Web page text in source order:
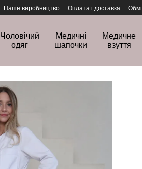
Наше виробництво Оплата і доставка
Чоловічий
одяг
Медичні
шапочки
Медичне
взуття